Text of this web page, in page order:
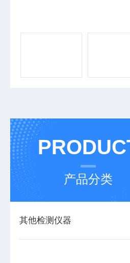
产品分类
其他检测仪器